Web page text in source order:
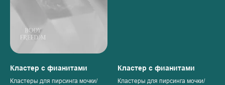
Кластер с фианитами
Кластеры для пирсинга мочки/
Кластер с фианитами
Кластеры для пирсинга мочки/